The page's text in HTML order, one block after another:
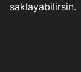
saklayabilirsin.